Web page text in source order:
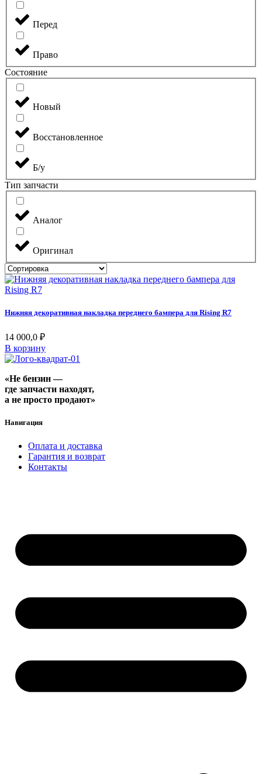
Перед
Право
Состояние
Новый
Восстановленное
Б/у
Тип запчасти
Аналог
Оригинал
Нижняя декоративная накладка переднего бампера для Rising R7
14 000,0 ₽
В корзину
«Не бензин —
где запчасти находят,
а не просто продают»
Навигация
Оплата и доставка
Гарантия и возврат
Контакты